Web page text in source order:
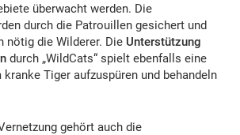
überwacht werden. Die
durch die Patrouillen gesichert und
nötig die Wilderer. Die Unterstützung
durch „WildCats“ spielt ebenfalls eine
Tiger aufzuspüren und behandeln
gehört auch die